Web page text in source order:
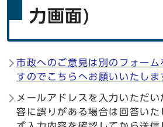
力画面)
市政へのご意見は別のフォーム
すのでこちらへお願いいたしま
メールアドレスを入力いただ
容に誤りがある場合は回答い